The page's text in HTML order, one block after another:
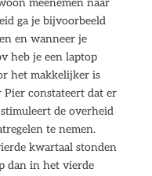
meenemen naar
ga je bijvoorbeeld
en wanneer je
heb je een laptop
het makkelijker is
Pier constateert dat er
de overheid
te nemen.
kwartaal stonden
dan in het vierde